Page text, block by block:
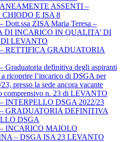
ASSENTI –
E ISA 8
Dott.ssa ZISA Maria Teresa –
DI INCARICO IN QUALITA’ DI
LEVANTO
RETTIFICA GRADUATORIA
Graduatoria definitiva degli aspiranti
ricoprire l’incarico di DSGA per
presso la sede ancora vacante
comprensivo n. 23 di LEVANTO
INTERPELLO DSGA 2022/23
GRADUATORIA DEFINITIVA
DSGA
INCARICO MAIOLO
– DSGA ISA 23 LEVANTO